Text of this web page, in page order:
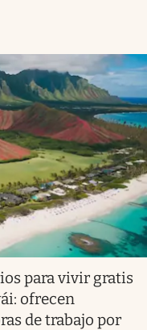
para vivir gratis
ofrecen
de trabajo por